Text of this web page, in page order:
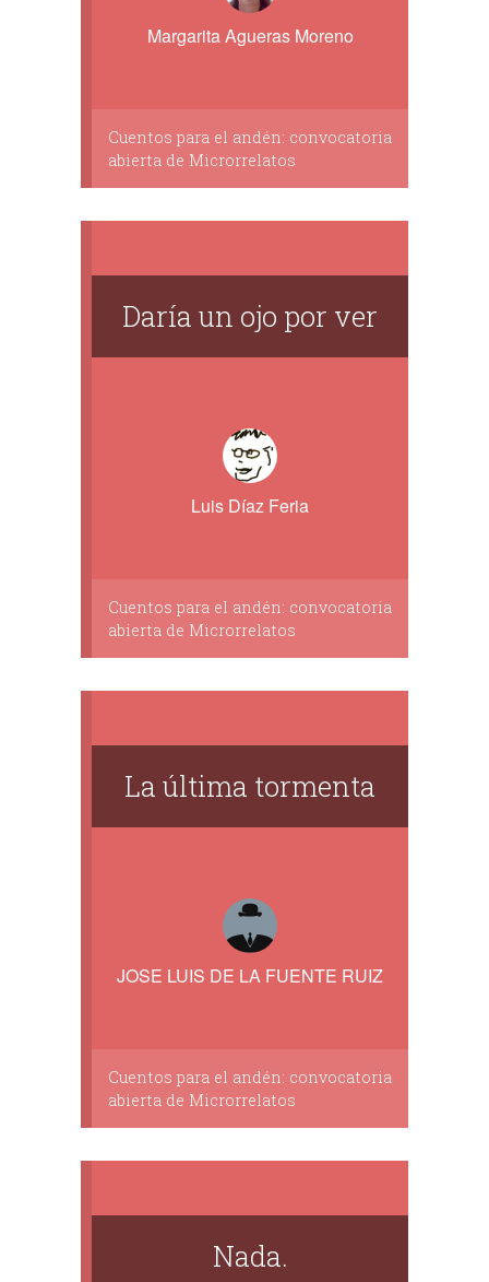
Margarita Agueras Moreno
Cuentos para el andén: convocatoria
abierta de Microrrelatos
Daría un ojo por ver
Luis Díaz Feria
Cuentos para el andén: convocatoria
abierta de Microrrelatos
La última tormenta
JOSE LUIS DE LA FUENTE RUIZ
Cuentos para el andén: convocatoria
abierta de Microrrelatos
Nada.